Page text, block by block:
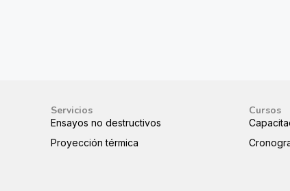
Servicios
Ensayos no destructivos
Proyección térmica
Cursos